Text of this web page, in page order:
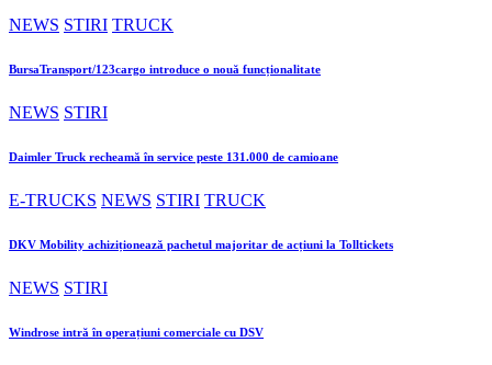
NEWS STIRI TRUCK
BursaTransport/123cargo introduce o nouă funcționalitate
NEWS STIRI
Daimler Truck recheamă în service peste 131.000 de camioane
E-TRUCKS NEWS STIRI TRUCK
DKV Mobility achiziționează pachetul majoritar de acțiuni la Tolltickets
NEWS STIRI
Windrose intră în operațiuni comerciale cu DSV